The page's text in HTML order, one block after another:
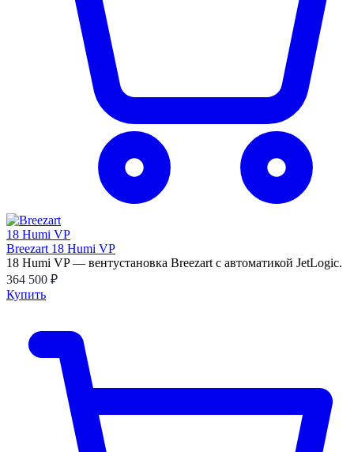
Breezart 18 Humi VP
18 Humi VP — вентустановка Breezart с автоматикой JetLogic.
364 500 ₽
Купить